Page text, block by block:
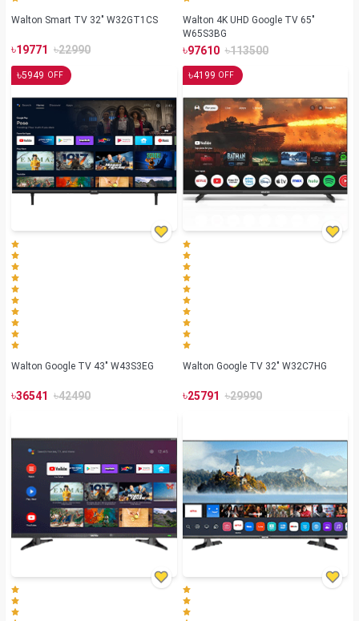
Walton Smart TV 32" W32GT1CS
৳19771 ৳22990
Walton 4K UHD Google TV 65"
W65S3BG
৳97610 ৳113500
৳5949 OFF
Walton Google TV 43" W43S3EG
৳36541 ৳42490
৳4199 OFF
Walton Google TV 32" W32C7HG
৳25791 ৳29990